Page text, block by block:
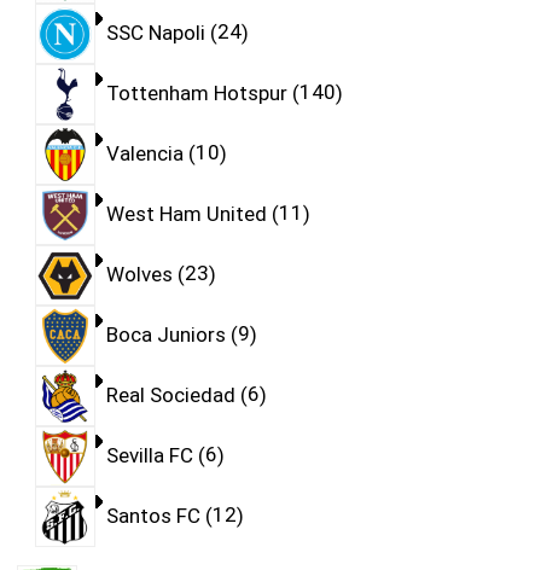
SSC Napoli 24
Tottenham Hotspur 140
Valencia 10
West Ham United 11
Wolves 23
Boca Juniors 9
Real Sociedad 6
Sevilla FC 6
Santos FC 12